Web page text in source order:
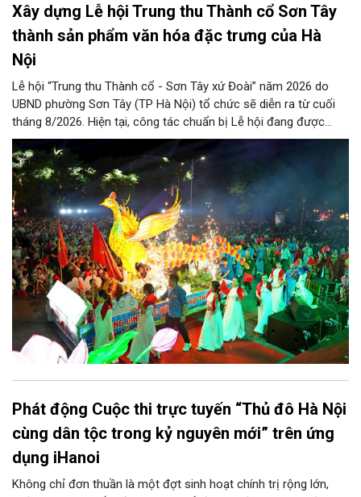
Xây dựng Lễ hội Trung thu Thành cổ Sơn Tây
thành sản phẩm văn hóa đặc trưng của Hà
Nội
Lễ hội “Trung thu Thành cổ - Sơn Tây xứ Đoài” năm 2026 do
UBND phường Sơn Tây (TP Hà Nội) tổ chức sẽ diễn ra từ cuối
tháng 8/2026. Hiện tại, công tác chuẩn bị Lễ hội đang được
chính quyền phường Sơn Tây cùng các phòng, ban, ngành, đơn
vị và 25 tổ dân phố khẩn trương triển khai, tạo khí thế sôi nổi,
sẵn sàng mang đến cho Nhân dân và du khách một mùa Trung
thu quy mô, đặc sắc và giàu bản sắc văn hóa xứ Đoài.
Phát động Cuộc thi trực tuyến “Thủ đô Hà Nội
cùng dân tộc trong kỷ nguyên mới” trên ứng
dụng iHanoi
Không chỉ đơn thuần là một đợt sinh hoạt chính trị rộng lớn,